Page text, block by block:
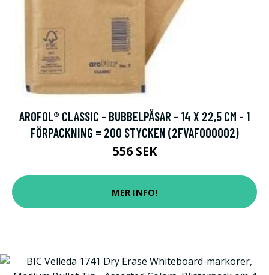
AROFOL® CLASSIC - BUBBELPÅSAR - 14 X 22,5 CM - 1
FÖRPACKNING = 200 STYCKEN (2FVAF000002)
556 SEK
MER INFO!